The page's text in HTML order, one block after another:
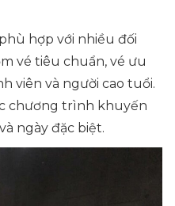
phù hợp với nhiều đối
vé tiêu chuẩn, vé ưu
viên và người cao tuổi.
chương trình khuyến
ngày đặc biệt.